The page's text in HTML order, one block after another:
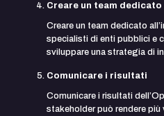
Creare un team dedicato
Creare un team dedicato
specialisti di enti pubblici e
sviluppare una strategia di
Comunicare i risultati
Comunicare i risultati
stakeholder può rendere più